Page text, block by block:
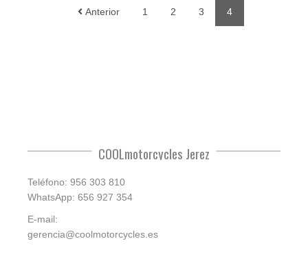
Anterior 1 2 3 4
COOLmotorcycles Jerez
Teléfono: 956 303 810
WhatsApp: 656 927 354
E-mail:
gerencia@coolmotorcycles.es